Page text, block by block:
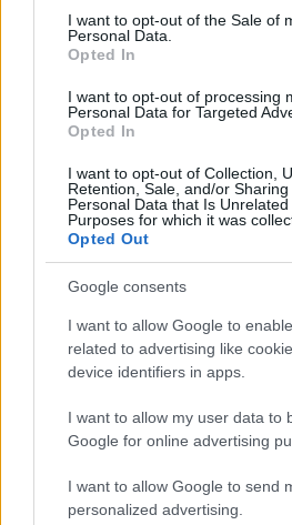
consent section.
I want to opt-out of the Sale of
Personal Data.
Opted In
I want to opt-out of processing
Personal Data for Targeted
Opted In
I want to opt-out of Collection,
Retention, Sale, and/or
Personal Data that Is
Purposes for which it was
Opted Out
Google consents
I want to allow Google to
related to advertising like
device identifiers in apps.
I want to allow my user data to
Google for online advertising
I want to allow Google to send
personalized advertising.
Népszerű
Nem Bécs lett az első:
legjobb élni 2026-ban